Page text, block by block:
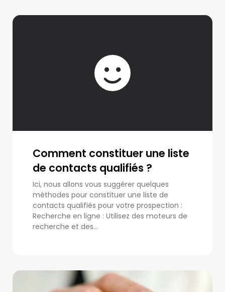
Comment constituer une liste
de contacts qualifiés ?
Ici, nous allons vous suggérer quelques
méthodes pour constituer une liste de
contacts qualifiés pour votre prospection :
Recherche en ligne : Utilisez des moteurs de
recherche et des...